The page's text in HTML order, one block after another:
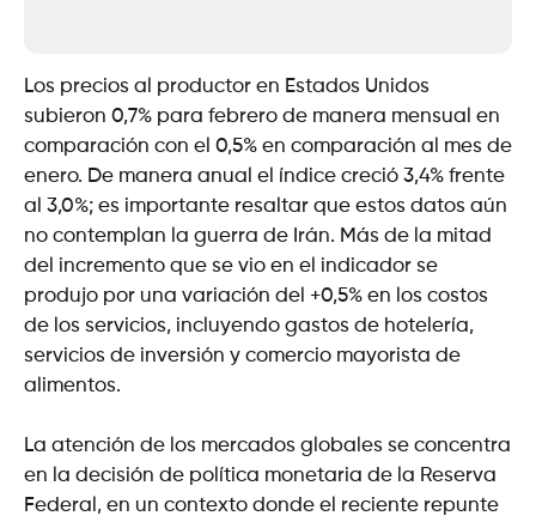
Los precios al productor en Estados Unidos
subieron 0,7% para febrero de manera mensual en
comparación con el 0,5% en comparación al mes de
enero. De manera anual el índice creció 3,4% frente
al 3,0%; es importante resaltar que estos datos aún
no contemplan la guerra de Irán. Más de la mitad
del incremento que se vio en el indicador se
produjo por una variación del +0,5% en los costos
de los servicios, incluyendo gastos de hotelería,
servicios de inversión y comercio mayorista de
alimentos.
La atención de los mercados globales se concentra
en la decisión de política monetaria de la Reserva
Federal, en un contexto donde el reciente repunte